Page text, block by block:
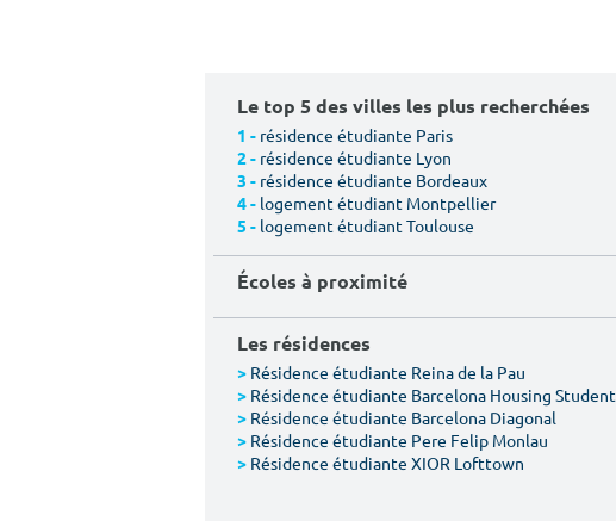
Le top 5 des villes les plus recherchées
1 - résidence étudiante Paris
2 - résidence étudiante Lyon
3 - résidence étudiante Bordeaux
4 - logement étudiant Montpellier
5 - logement étudiant Toulouse
Écoles à proximité
Les résidences
> Résidence étudiante Reina de la Pau
> Résidence étudiante Barcelona Housing Student
> Résidence étudiante Barcelona Diagonal
> Résidence étudiante Pere Felip Monlau
> Résidence étudiante XIOR Lofttown